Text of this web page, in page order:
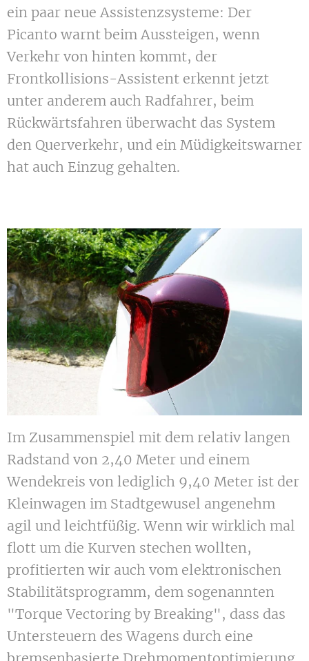
ein paar neue Assistenzsysteme: Der
Picanto warnt beim Aussteigen, wenn
Verkehr von hinten kommt, der
Frontkollisions-Assistent erkennt jetzt
unter anderem auch Radfahrer, beim
Rückwärtsfahren überwacht das System
den Querverkehr, und ein Müdigkeitswarner
hat auch Einzug gehalten.
Im Zusammenspiel mit dem relativ langen
Radstand von 2,40 Meter und einem
Wendekreis von lediglich 9,40 Meter ist der
Kleinwagen im Stadtgewusel angenehm
agil und leichtfüßig. Wenn wir wirklich mal
flott um die Kurven stechen wollten,
profitierten wir auch vom elektronischen
Stabilitätsprogramm, dem sogenannten
"Torque Vectoring by Breaking", dass das
Untersteuern des Wagens durch eine